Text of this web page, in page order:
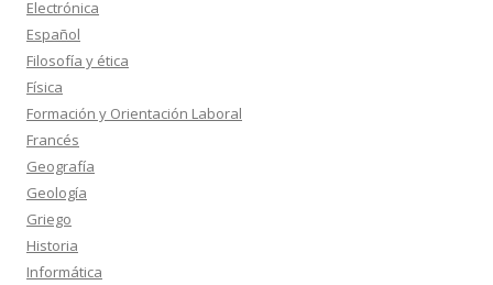
Electrónica
Español
Filosofía y ética
Física
Formación y Orientación Laboral
Francés
Geografía
Geología
Griego
Historia
Informática